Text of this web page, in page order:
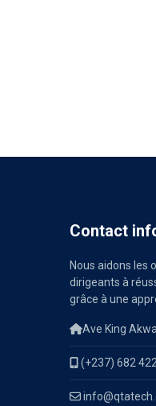
Contact
Nous aidons les
dirigeants à
grâce à une
Ave King
(+237) 682